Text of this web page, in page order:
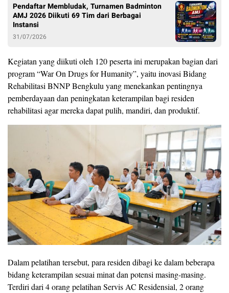
Pendaftar Membludak, Turnamen Badminton
AMJ 2026 Diikuti 69 Tim dari Berbagai
Instansi
31/07/2026
Kegiatan yang diikuti oleh 120 peserta ini merupakan bagian dari
program “War On Drugs for Humanity”, yaitu inovasi Bidang
Rehabilitasi BNNP Bengkulu yang menekankan pentingnya
pemberdayaan dan peningkatan keterampilan bagi residen
rehabilitasi agar mereka dapat pulih, mandiri, dan produktif.
Dalam pelatihan tersebut, para residen dibagi ke dalam beberapa
bidang keterampilan sesuai minat dan potensi masing-masing.
Terdiri dari 4 orang pelatihan Servis AC Residensial, 2 orang